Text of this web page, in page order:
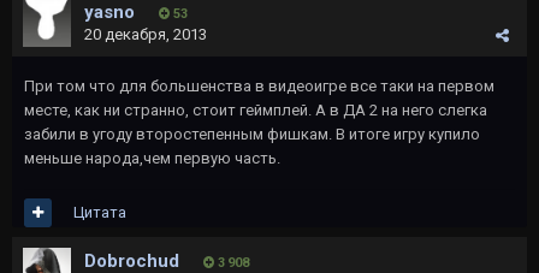
yаsno 53
20 декабря, 2013
При том что для большенства в видеоигре все таки на первом
месте, как ни странно, стоит геймплей. А в ДА 2 на него слегка
забили в угоду второстепенным фишкам. В итоге игру купило
меньше народа,чем первую часть.
Цитата
Dobrochud 3 908